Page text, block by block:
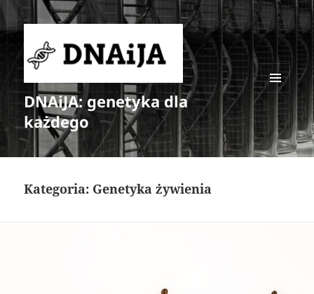
DNAiJA: genetyka dla
każdego
MENU
WIDGETY
Kategoria: Genetyka żywienia